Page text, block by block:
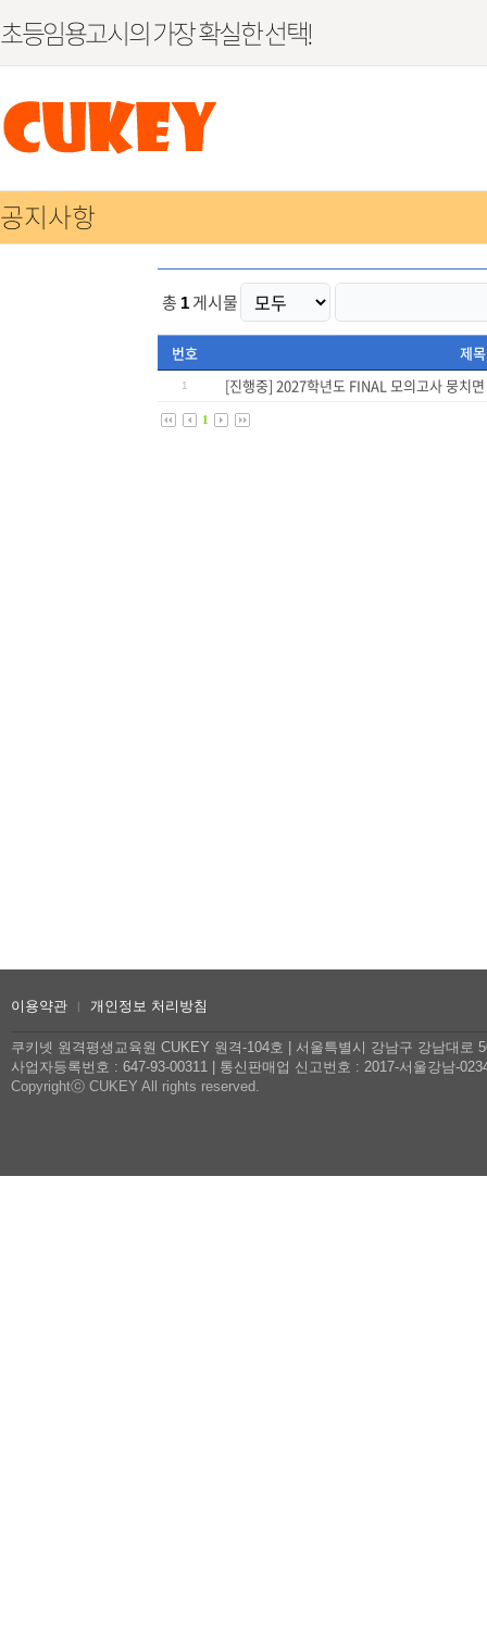
초등임용고시의 가장 확실한 선택!
공지사항
총 1 게시물
번호 제목
1 [진행중] 2027학년도 FINAL 모의고사 뭉치
1
쿠키넷 원격평생교육원 CUKEY 원격-104호
| 서울특별시 강남구 강남대로
사업자등록번호 : 647-93-00311
통신판매업 신고번호 : 2017-서울강남-
Copyrightⓒ CUKEY All rights reserved.
이용약관 | 개인정보 처리방침